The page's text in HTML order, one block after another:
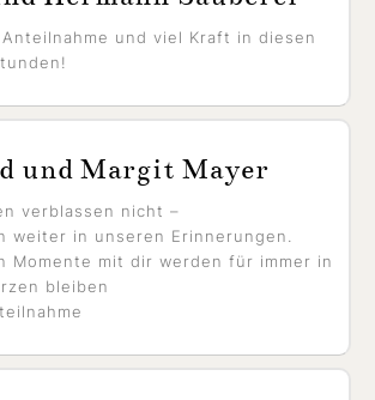
und viel Kraft in diesen
und Margit Mayer
verblassen nicht –
weiter in unseren Erinnerungen.
Momente mit dir werden für immer in
bleiben